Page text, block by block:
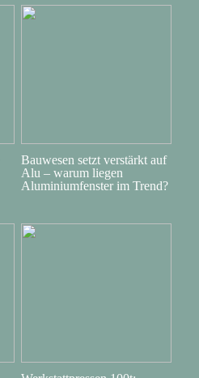
Bauwesen setzt verstärkt auf
Alu – warum liegen
Aluminiumfenster im Trend?